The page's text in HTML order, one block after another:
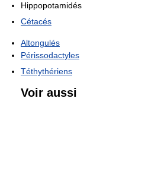
Hippopotamidés
Cétacés
Altongulés
Périssodactyles
Téthythériens
Voir aussi